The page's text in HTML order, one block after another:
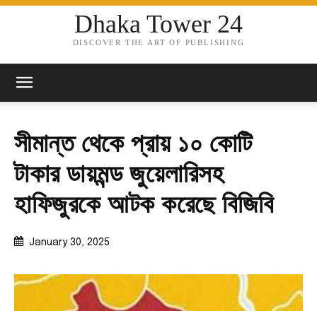
Dhaka Tower 24
DISCOVER THE ART OF PUBLISHING
সীমান্ত থেকে প্রায় ১০ কোটি
টাকার ডায়মন্ড জুয়েলারিসহ
হাফিজুরকে আটক করেছে বিজিবি
January 30, 2025